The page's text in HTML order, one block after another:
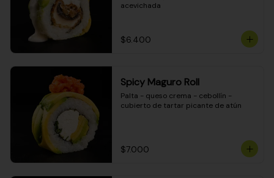
acevichada
$6.400
Spicy Maguro Roll
Palta - queso crema - cebollín -
cubierto de tartar picante de atún
$7.000